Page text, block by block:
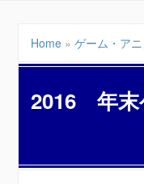
Home »ゲーム・ア
2016 年末